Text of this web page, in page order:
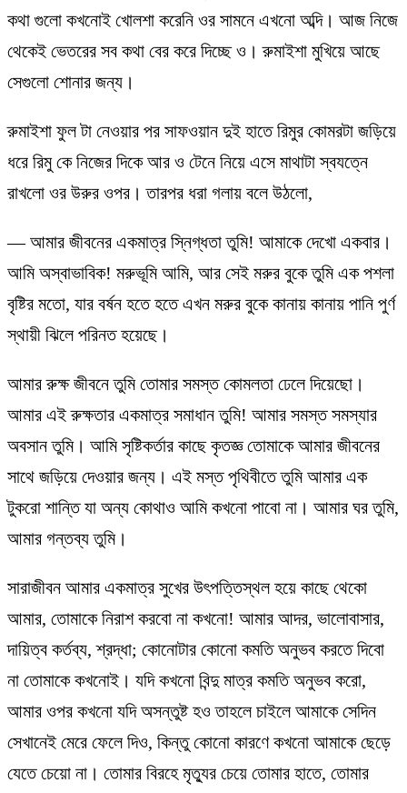
কথা গুলো কখনোই খোলশা করেনি ওর সামনে এখনো অব্দি। আজ নিজে
থেকেই ভেতরের সব কথা বের করে দিচ্ছে ও। রুমাইশা মুখিয়ে আছে
সেগুলো শোনার জন্য।
রুমাইশা ফুল টা নেওয়ার পর সাফওয়ান দুই হাতে রিমুর কোমরটা জড়িয়ে
ধরে রিমু কে নিজের দিকে আর ও টেনে নিয়ে এসে মাথাটা স্বযত্নে
রাখলো ওর উরুর ওপর। তারপর ধরা গলায় বলে উঠলো,
— আমার জীবনের একমাত্র স্নিগ্ধতা তুমি! আমাকে দেখো একবার।
আমি অস্বাভাবিক! মরুভূমি আমি, আর সেই মরুর বুকে তুমি এক পশলা
বৃষ্টির মতো, যার বর্ষন হতে হতে এখন মরুর বুকে কানায় কানায় পানি পুর্ণ
স্থায়ী ঝিলে পরিনত হয়েছে।
আমার রুক্ষ জীবনে তুমি তোমার সমস্ত কোমলতা ঢেলে দিয়েছো।
আমার এই রুক্ষতার একমাত্র সমাধান তুমি! আমার সমস্ত সমস্যার
অবসান তুমি। আমি সৃষ্টিকর্তার কাছে কৃতজ্ঞ তোমাকে আমার জীবনের
সাথে জড়িয়ে দেওয়ার জন্য। এই মস্ত পৃথিবীতে তুমি আমার এক
টুকরো শান্তি যা অন্য কোথাও আমি কখনো পাবো না। আমার ঘর তুমি,
আমার গন্তব্য তুমি।
সারাজীবন আমার একমাত্র সুখের উৎপত্তিস্থল হয়ে কাছে থেকো
আমার, তোমাকে নিরাশ করবো না কখনো! আমার আদর, ভালোবাসার,
দায়িত্ব কর্তব্য, শ্রদ্ধা; কোনোটার কোনো কমতি অনুভব করতে দিবো
না তোমাকে কখনোই। যদি কখনো বিন্দু মাত্র কমতি অনুভব করো,
আমার ওপর কখনো যদি অসন্তুষ্ট হও তাহলে চাইলে আমাকে সেদিন
সেখানেই মেরে ফেলে দিও, কিন্তু কোনো কারণে কখনো আমাকে ছেড়ে
যেতে চেয়ো না। তোমার বিরহে মৃত্যুর চেয়ে তোমার হাতে, তোমার